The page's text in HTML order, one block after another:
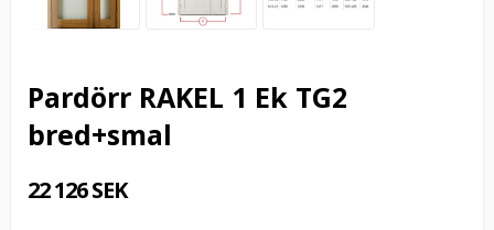
Pardörr RAKEL 1 Ek TG2
bred+smal
22 126 SEK